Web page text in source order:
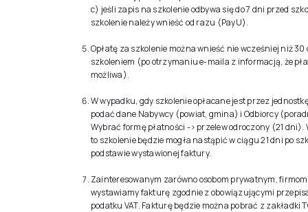
c) jeśli zapis na szkolenie odbywa się do 7 dni przed
szkolenie należy wnieść od razu (PayU).
Opłatę za szkolenie można wnieść nie wcześniej niż
szkoleniem (po otrzymaniu e-maila z informacją, że
możliwa).
W wypadku, gdy szkolenie opłacane jest przez
podać dane Nabywcy (powiat, gmina) i Odbiorcy
Wybrać formę płatności -> przelew odroczony (21 dni).
to szkolenie będzie mogła nastąpić w ciągu 21 dni po
podstawie wystawionej faktury.
Zainteresowanym zarówno osobom prywatnym,
wystawiamy fakturę zgodnie z obowiązującymi
podatku VAT. Fakturę będzie można pobrać z zakładki